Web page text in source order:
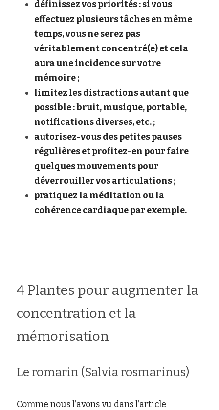
définissez vos priorités : si vous
effectuez plusieurs tâches en même
temps, vous ne serez pas
véritablement concentré(e) et cela
aura une incidence sur votre
mémoire ;
limitez les distractions autant que
possible : bruit, musique, portable,
notifications diverses, etc. ;
autorisez-vous des petites pauses
régulières et profitez-en pour faire
quelques mouvements pour
déverrouiller vos articulations ;
pratiquez la méditation ou la
cohérence cardiaque par exemple.
4 Plantes pour augmenter la
concentration et la
mémorisation
Le romarin (Salvia rosmarinus)
Comme nous l’avons vu dans l’article